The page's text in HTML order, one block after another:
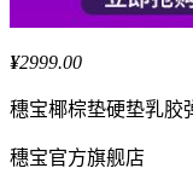
¥2999.00
穗宝椰棕垫硬垫乳胶
穗宝官方旗舰店